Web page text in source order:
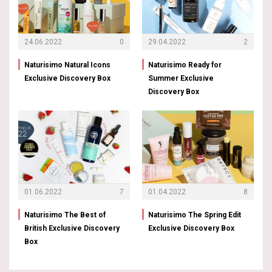
24.06.2022 0
Naturisimo Natural Icons
Exclusive Discovery Box
01.06.2022 7
Naturisimo The Best of
British Exclusive Discovery
Box
29.04.2022 2
Naturisimo Ready for
Summer Exclusive
Discovery Box
01.04.2022 8
Naturisimo The Spring Edit
Exclusive Discovery Box